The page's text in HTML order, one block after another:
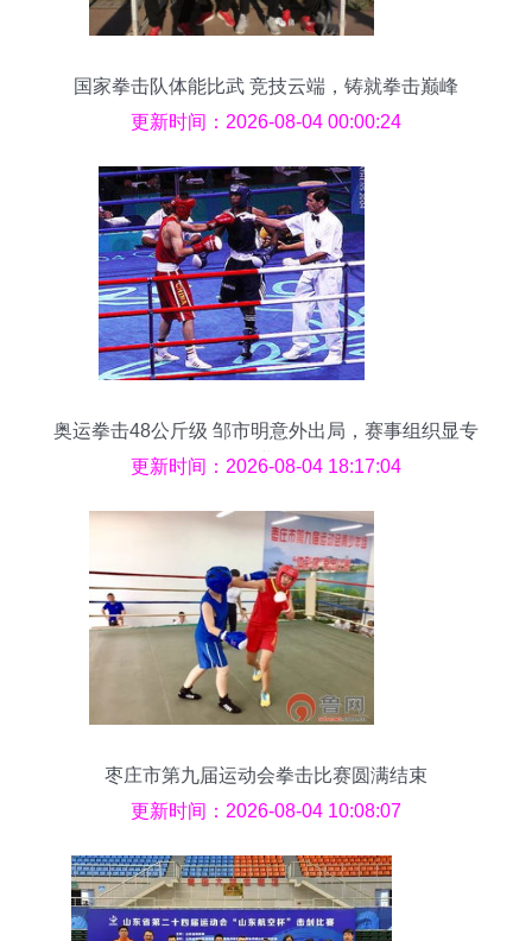
国家拳击队体能比武 竞技云端，铸就拳击巅峰
更新时间：2026-08-04 00:00:24
奥运拳击48公斤级 邹市明意外出局，赛事组织显专
业
更新时间：2026-08-04 18:17:04
枣庄市第九届运动会拳击比赛圆满结束
更新时间：2026-08-04 10:08:07